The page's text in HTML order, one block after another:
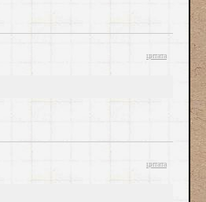
цитата
цитата